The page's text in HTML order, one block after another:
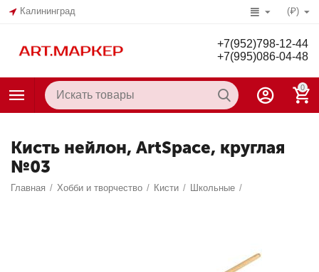
Калининград (₽)
+7(952)798-12-44
+7(995)086-04-48
0
Кисть нейлон, ArtSpace, круглая
№03
Главная / Хобби и творчество / Кисти / Школьные /